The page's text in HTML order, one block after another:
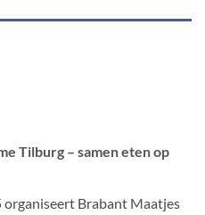
Tilburg – samen eten op
Brabant Maatjes